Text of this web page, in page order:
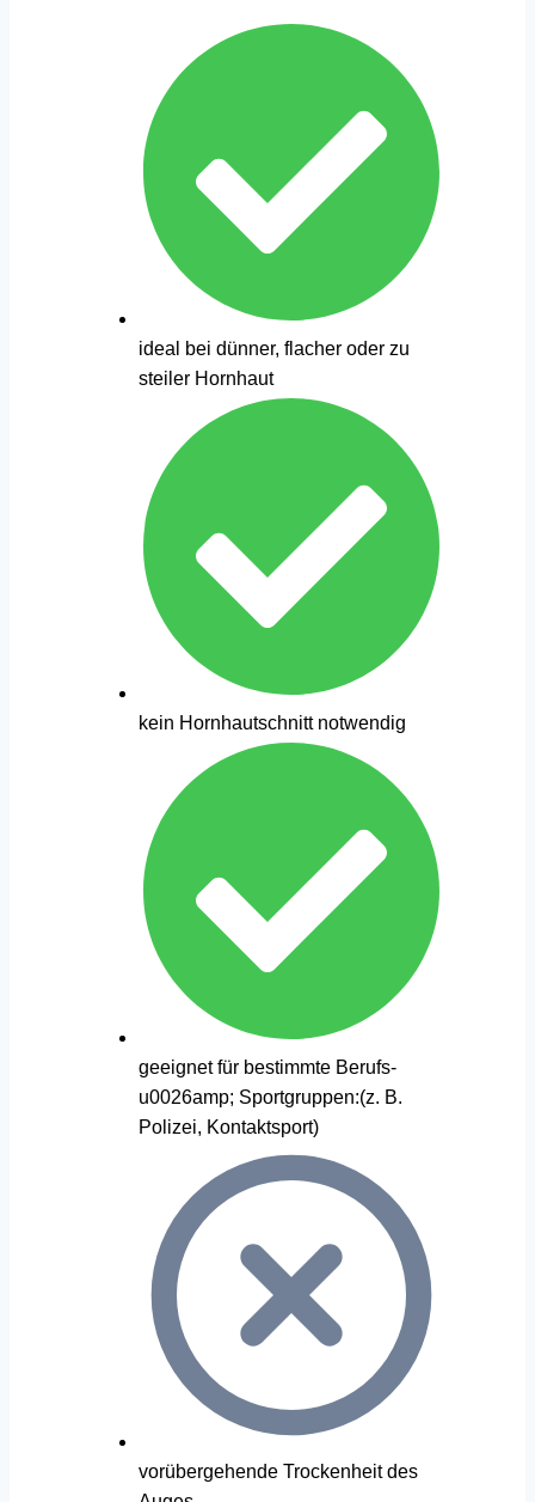
ideal bei dünner, flacher oder zu
steiler Hornhaut
kein Hornhautschnitt notwendig
geeignet für bestimmte Berufs-
u0026amp; Sportgruppen:(z. B.
Polizei, Kontaktsport)
vorübergehende Trockenheit des